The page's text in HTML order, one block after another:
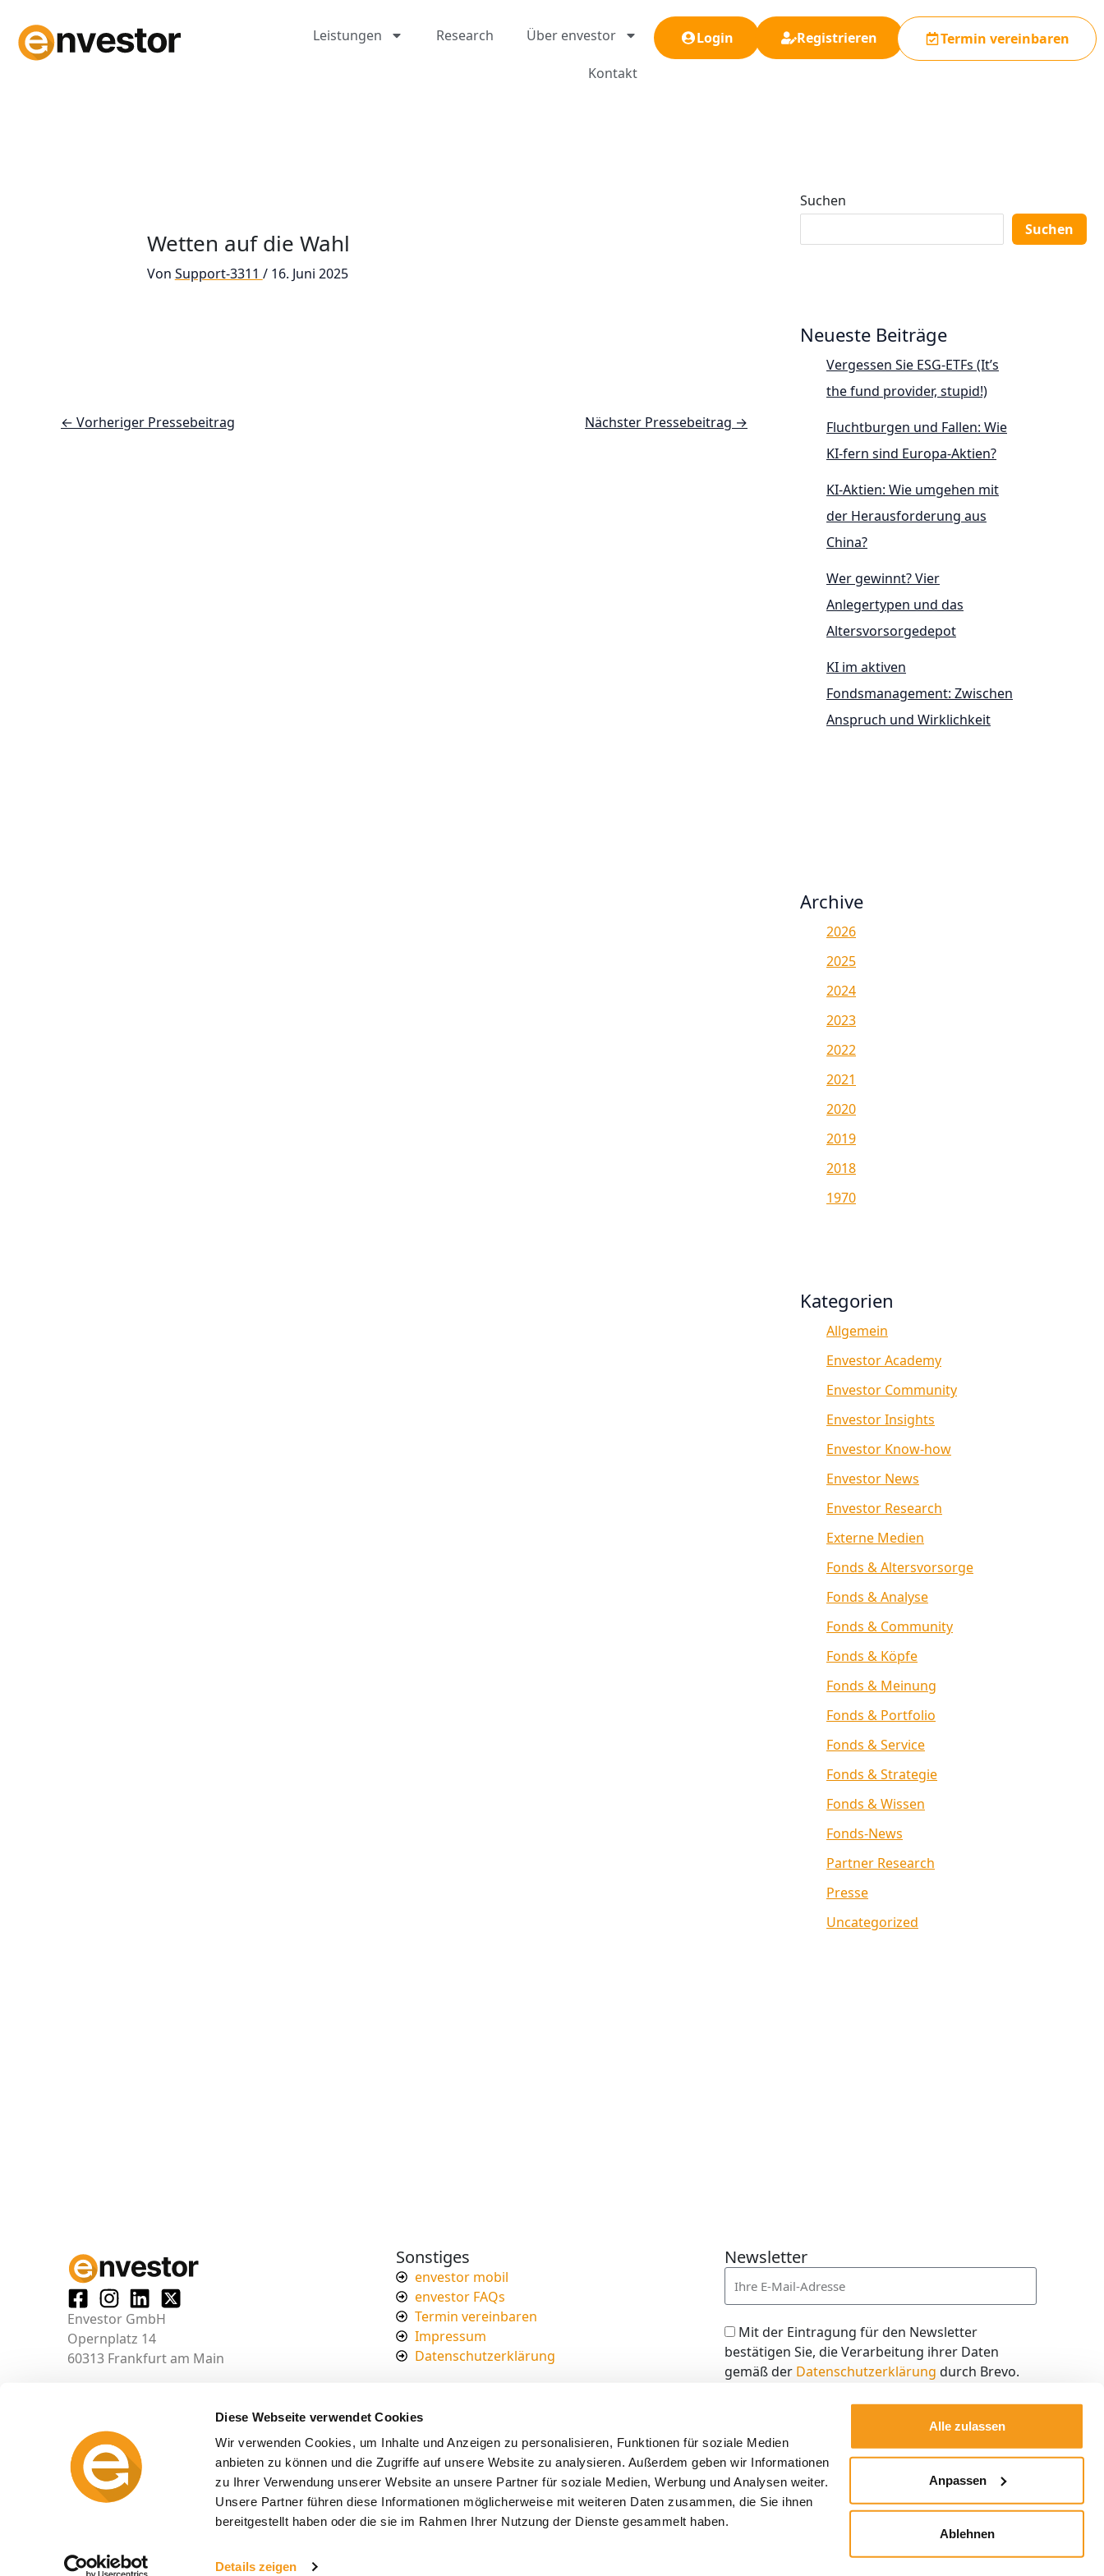
Diese Webseite verwendet Cookies
Wir verwenden Cookies, um Inhalte und Anzeigen zu personalisieren, Funktionen für soziale Medien
anbieten zu können und die Zugriffe auf unsere Website zu analysieren. Außerdem geben wir Informationen
zu Ihrer Verwendung unserer Website an unsere Partner für soziale Medien, Werbung und Analysen weiter.
Unsere Partner führen diese Informationen möglicherweise mit weiteren Daten zusammen, die Sie ihnen
bereitgestellt haben oder die sie im Rahmen Ihrer Nutzung der Dienste gesammelt haben.
Details zeigen
Alle zulassen
Anpassen
Ablehnen
Inhalt
springen
Leistungen Research Über envestor
Kontakt
Login Registrieren Termin vereinbaren
Wetten auf die Wahl
Von Support-3311 / 16. Juni 2025
← Vorheriger Pressebeitrag Nächster Pressebeitrag →
Suchen
Suchen
Neueste Beiträge
Vergessen Sie ESG-ETFs (It’s
the fund provider, stupid!)
Fluchtburgen und Fallen: Wie
KI-fern sind Europa-Aktien?
KI-Aktien: Wie umgehen mit
der Herausforderung aus
China?
Wer gewinnt? Vier
Anlegertypen und das
Altersvorsorgedepot
KI im aktiven
Fondsmanagement: Zwischen
Anspruch und Wirklichkeit
Archive
2026
2025
2024
2023
2022
2021
2020
2019
2018
1970
Kategorien
Allgemein
Envestor Academy
Envestor Community
Envestor Insights
Envestor Know-how
Envestor News
Envestor Research
Externe Medien
Fonds & Altersvorsorge
Fonds & Analyse
Fonds & Community
Fonds & Köpfe
Fonds & Meinung
Fonds & Portfolio
Fonds & Service
Fonds & Strategie
Fonds & Wissen
Fonds-News
Partner Research
Presse
Uncategorized
Envestor GmbH
Opernplatz 14
60313 Frankfurt am Main
Sonstiges
envestor mobil
envestor FAQs
Termin vereinbaren
Impressum
Datenschutzerklärung
Newsletter
Mit der Eintragung für den Newsletter
bestätigen Sie, die Verarbeitung ihrer Daten
gemäß der Datenschutzerklärung durch Brevo.
den ich jederzeit mit dem Link im Newsletter
Kostenlos abonnieren
© 2026 envestor.de